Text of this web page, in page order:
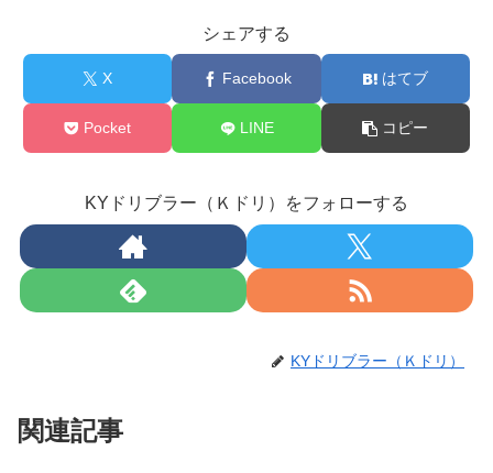
シェアする
X Facebook はてブ
Pocket LINE コピー
KYドリブラー（Ｋドリ）をフォローする
KYドリブラー（Ｋドリ）
関連記事